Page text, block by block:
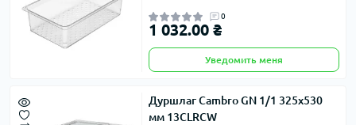
0
1 032.00 ₴
Уведомить меня
Дуршлаг Cambro GN 1/1 325х530
мм 13CLRCW